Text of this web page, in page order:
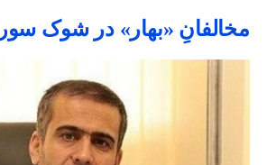
مخالفانِ «بهار» در شوک